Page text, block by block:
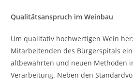
Qualitätsanspruch im Weinbau
Um qualitativ hochwertigen Wein
Mitarbeitenden des Bürgerspitals
altbewährten und neuen Methoden
Verarbeitung. Neben den